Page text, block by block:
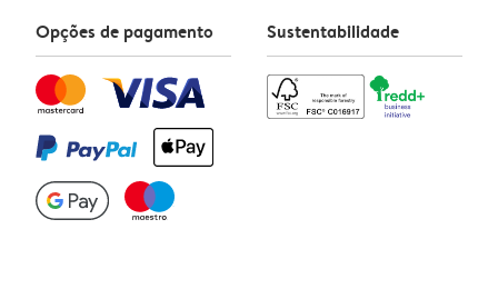
Opções de pagamento Sustentabilidade